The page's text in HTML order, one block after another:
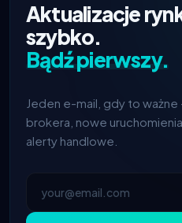
Aktualizacje
szybko.
Bądź pierwszy.
Jeden e-mail, gdy to
brokera, nowe
alerty handlowe.